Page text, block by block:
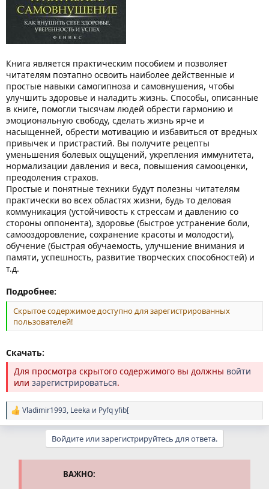
Книга является практическим пособием и позволяет
читателям поэтапно освоить наиболее действенные и
простые навыки самогипноза и самовнушения, чтобы
улучшить здоровье и наладить жизнь. Способы, описанные
в книге, помогли тысячам людей обрести гармонию и
эмоциональную свободу, сделать жизнь ярче и
насыщенней, обрести мотивацию и избавиться от вредных
привычек и пристрастий. Вы получите рецепты
уменьшения болевых ощущений, укрепления иммунитета,
нормализации давления и веса, повышения самооценки,
преодоления страхов.
Простые и понятные техники будут полезны читателям
практически во всех областях жизни, будь то деловая
коммуникация (устойчивость к стрессам и давлению со
стороны оппонента), здоровье (быстрое устранение боли,
самооздоровление, сохранение красоты и молодости),
обучение (быстрая обучаемость, улучшение внимания и
памяти, успешность, развитие творческих способностей) и
т.д.
Подробнее:
Скрытое содержимое доступно для зарегистрированных
пользователей!
Скачать:
Для просмотра скрытого содержимого вы должны войти
или зарегистрироваться.
Р
е
Vladimir1993, Leeka и Pyfq yfib[
Войдите или зарегистрируйтесь для ответа.
ВАЖНО: